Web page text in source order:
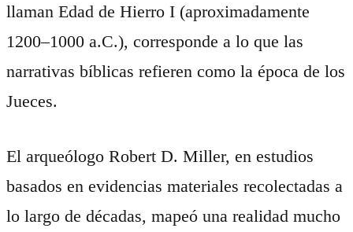
llaman Edad de Hierro I (aproximadamente
1200–1000 a.C.), corresponde a lo que las
narrativas bíblicas refieren como la época de los
Jueces.
El arqueólogo Robert D. Miller, en estudios
basados en evidencias materiales recolectadas a
lo largo de décadas, mapeó una realidad mucho